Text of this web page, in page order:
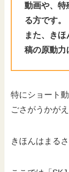
動画や、特
る方です。
また、き
稿の原動力
特にショート
ごさがうかがえ
きほんはまる